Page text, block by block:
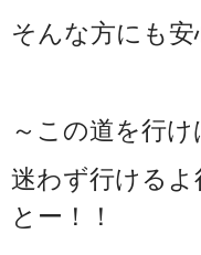
そんな方にも
～この道を行
迷わず行ける
とー！！